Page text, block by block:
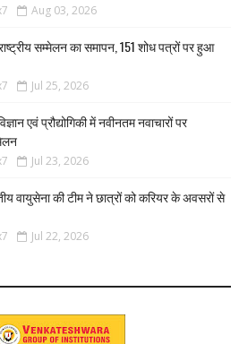
Aug 03, 2026
सम्मेलन का समापन, 151 शोध पत्रों पर हुआ
Jul 25, 2026
एवं प्रौद्योगिकी में नवीनतम नवाचारों पर
Jul 23, 2026
वायुसेना की टीम ने छात्रों को करियर के अवसरों से
Jul 22, 2026